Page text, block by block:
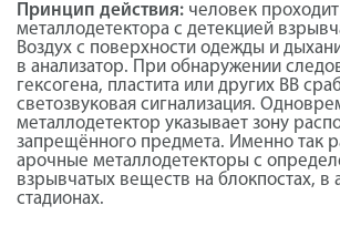
Принцип действия: человек
металлодетектора с детекцией
Воздух с поверхности одежды и
в анализатор. При обнаружении
гексогена, пластита или других ВВ
светозвуковая сигнализация.
металлодетектор указывает зону
запрещённого предмета. Именно так
арочные металлодетекторы с
взрывчатых веществ на блокпостах, в
стадионах.